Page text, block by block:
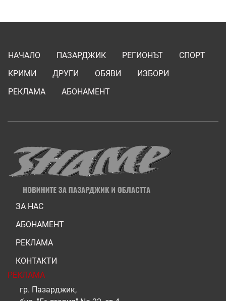
НАЧАЛО ПАЗАРДЖИК РЕГИОНЪТ
СПОРТ
КРИМИ
ДРУГИ ОБЯВИ
ИЗБОРИ
РЕКЛАМА
АБОНАМЕНТ
ЗА НАС
АБОНАМЕНТ
РЕКЛАМА
КОНТАКТИ
РЕКЛАМА
гр. Пазарджик,